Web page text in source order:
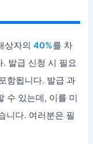
상자의40%를 차
. 발급 신청 시 필요
함됩니다. 발급 과
수 있는데, 이를 미
니다. 여러분은 필